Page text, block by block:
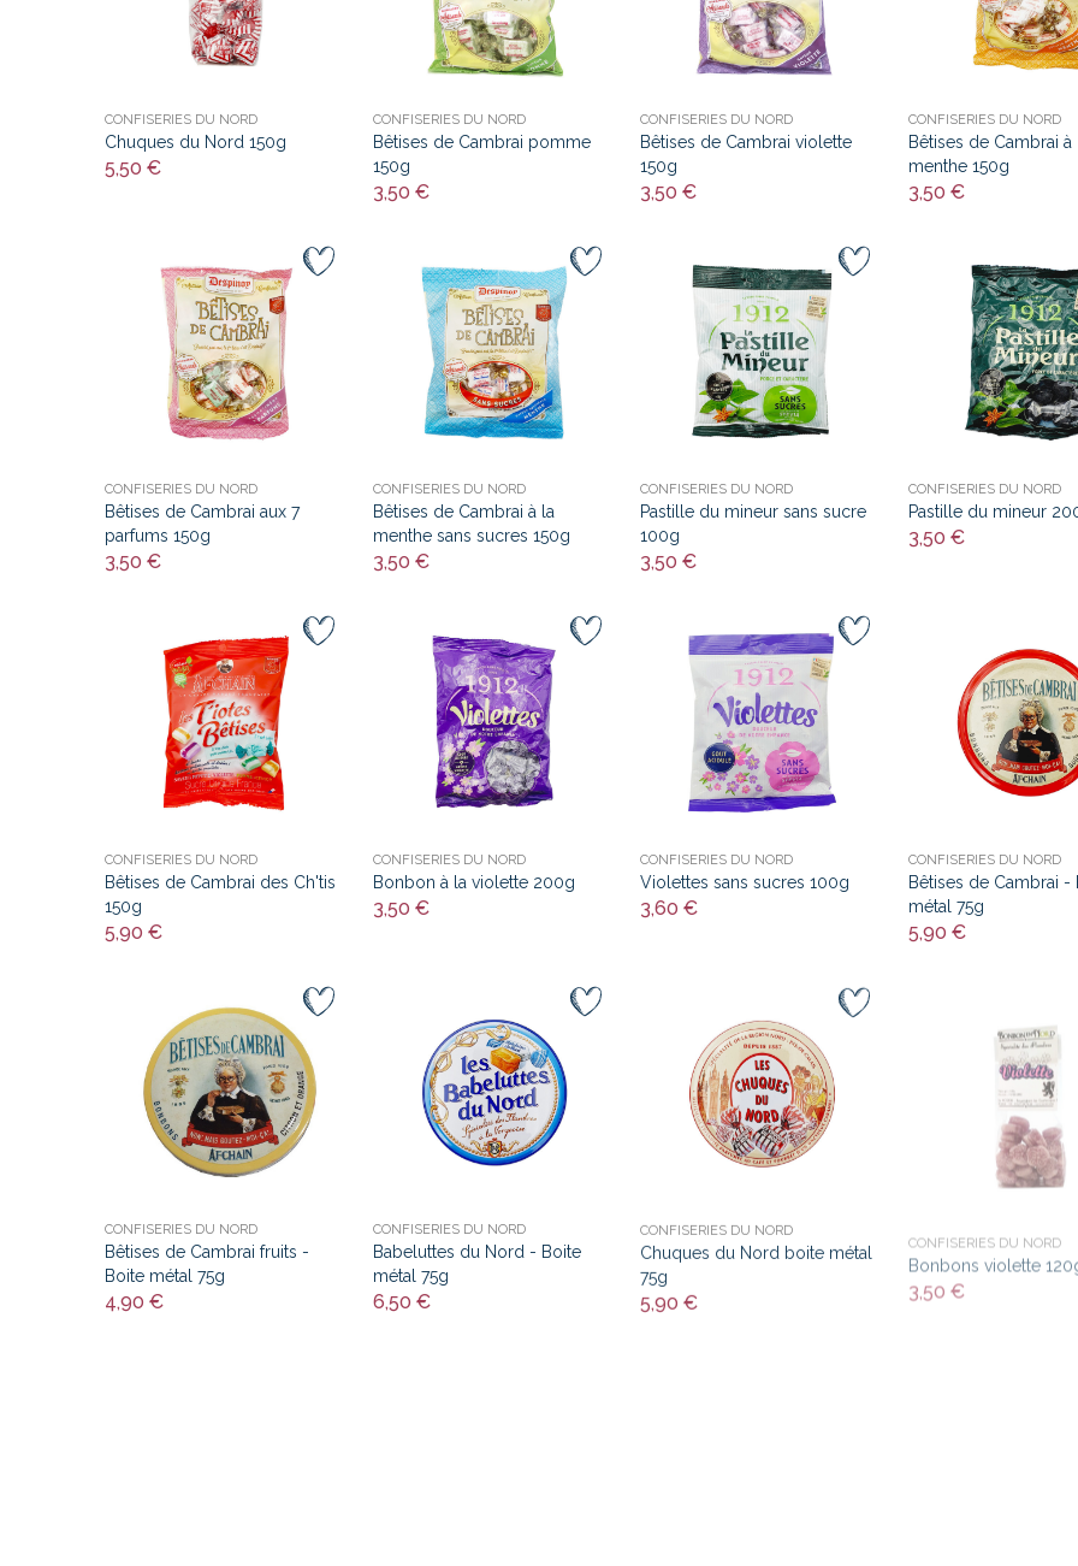
CONFISERIES DU NORD
Chuques du Nord 150g
5,50 €
CONFISERIES DU NORD
Bêtises de Cambrai pomme
150g
3,50 €
CONFISERIES DU NORD
Bêtises de Cambrai violette
150g
3,50 €
CONFISERIES DU NORD
Bêtises de Cambrai à
menthe 150g
3,50 €
CONFISERIES DU NORD
Bêtises de Cambrai aux 7
parfums 150g
3,50 €
CONFISERIES DU NORD
Bêtises de Cambrai à la
menthe sans sucres 150g
3,50 €
CONFISERIES DU NORD
Pastille du mineur sans sucre
100g
3,50 €
CONFISERIES DU NORD
Pastille du mineur
3,50 €
CONFISERIES DU NORD
Bêtises de Cambrai des Ch'tis
150g
5,90 €
CONFISERIES DU NORD
Bonbon à la violette 200g
3,50 €
CONFISERIES DU NORD
Violettes sans sucres 100g
3,60 €
CONFISERIES DU NORD
Bêtises de Cambrai -
métal 75g
5,90 €
CONFISERIES DU NORD
Bêtises de Cambrai fruits -
Boite métal 75g
4,90 €
CONFISERIES DU NORD
Babeluttes du Nord - Boite
métal 75g
6,50 €
CONFISERIES DU NORD
Chuques du Nord boite métal
75g
5,90 €
Bonbons violette
3,50 €